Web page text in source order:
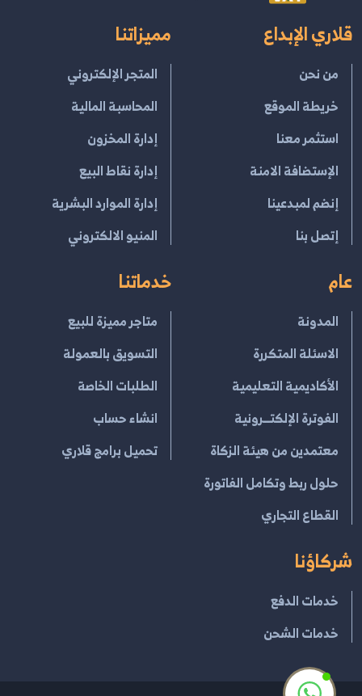
قلاري الإبداع
من نحن
خريطة الموقع
استثمر معنا
الإستضافة الامنة
إنضم لمبدعينا
إتصل بنا
مميزاتنا
المتجر الإلكتروني
المحاسبة المالية
إدارة المخزون
إدارة نقاط البيع
إدارة الموارد البشرية
المنيو الالكتروني
عام
المدونة
الاسئلة المتكررة
الأكاديمية التعليمية
الفوترة الإلكتــرونية
معتمدين من هيئة الزكاة
حلول ربط وتكامل الفاتورة
القطاع التجاري
خدماتنا
متاجر مميزة للبيع
التسويق بالعمولة
الطلبات الخاصة
انشاء حساب
تحميل برامج قلاري
شركاؤنا
خدمات الدفع
خدمات الشحن